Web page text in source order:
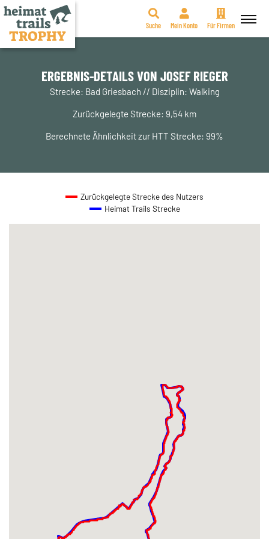
Zum
Suche Mein Konto Für Firmen
ERGEBNIS-DETAILS VON JOSEF RIEGER
Strecke: Bad Griesbach // Disziplin: Walking
Zurückgelegte Strecke: 9,54 km
Berechnete Ähnlichkeit zur HTT Strecke: 99%
Zurückgelegte Strecke des Nutzers
Heimat Trails Strecke